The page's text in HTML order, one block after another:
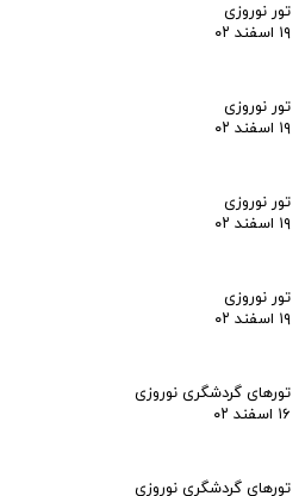
تور نوروزی
۱۹ اسفند ۰۲
تور نوروزی
۱۹ اسفند ۰۲
تور نوروزی
۱۹ اسفند ۰۲
تور نوروزی
۱۹ اسفند ۰۲
تورهای گردشگری نوروزی
۱۶ اسفند ۰۲
تورهای گردشگری نوروزی